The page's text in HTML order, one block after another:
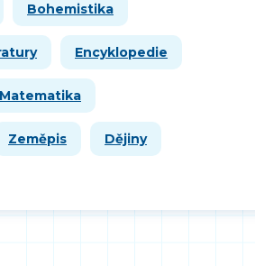
Bohemistika
Encyklopedie
Matematika
Zeměpis Dějiny